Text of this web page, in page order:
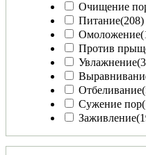
Очищение
Питание(208)
Омоложение
Против
Увлажнение
Отбеливание
Сужение пор
Заживление